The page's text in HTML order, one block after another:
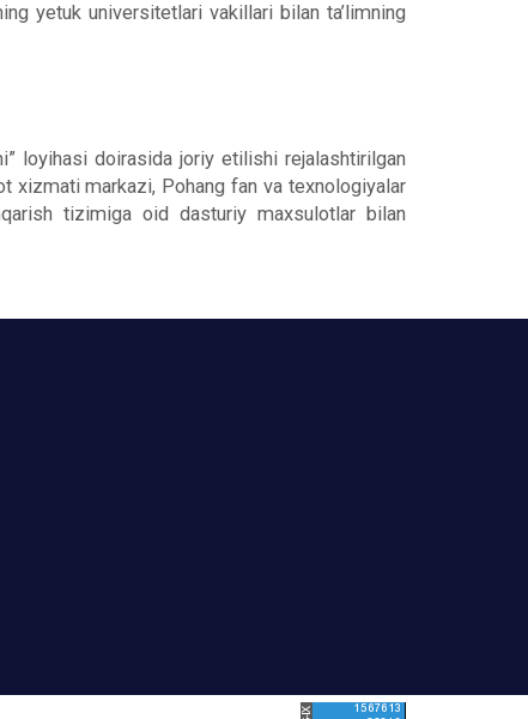
yetuk universitetlari vakillari bilan ta’limning
loyihasi doirasida joriy etilishi rejalashtirilgan
xizmati markazi, Pohang fan va texnologiyalar
tizimiga oid dasturiy maxsulotlar bilan